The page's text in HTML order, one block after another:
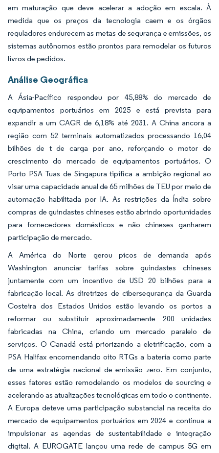
em maturação que deve acelerar a adoção em escala. À
medida que os preços da tecnologia caem e os órgãos
reguladores endurecem as metas de segurança e emissões, os
sistemas autônomos estão prontos para remodelar os futuros
livros de pedidos.
Análise Geográfica
A Ásia-Pacífico respondeu por 45,88% do mercado de
equipamentos portuários em 2025 e está prevista para
expandir a um CAGR de 6,18% até 2031. A China ancora a
região com 52 terminais automatizados processando 16,04
bilhões de t de carga por ano, reforçando o motor de
crescimento do mercado de equipamentos portuários. O
Porto PSA Tuas de Singapura tipifica a ambição regional ao
visar uma capacidade anual de 65 milhões de TEU por meio de
automação habilitada por IA. As restrições da Índia sobre
compras de guindastes chineses estão abrindo oportunidades
para fornecedores domésticos e não chineses ganharem
participação de mercado.
A América do Norte gerou picos de demanda após
Washington anunciar tarifas sobre guindastes chineses
juntamente com um incentivo de USD 20 bilhões para a
fabricação local. As diretrizes de cibersegurança da Guarda
Costeira dos Estados Unidos estão levando os portos a
reformar ou substituir aproximadamente 200 unidades
fabricadas na China, criando um mercado paralelo de
serviços. O Canadá está priorizando a eletrificação, com a
PSA Halifax encomendando oito RTGs a bateria como parte
de uma estratégia nacional de emissão zero. Em conjunto,
esses fatores estão remodelando os modelos de sourcing e
acelerando as atualizações tecnológicas em todo o continente.
A Europa deteve uma participação substancial na receita do
mercado de equipamentos portuários em 2024 e continua a
impulsionar as agendas de sustentabilidade e integração
digital. A EUROGATE lançou uma rede de campus 5G em